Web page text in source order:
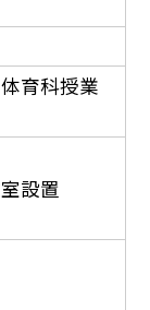
体育科授業
設置